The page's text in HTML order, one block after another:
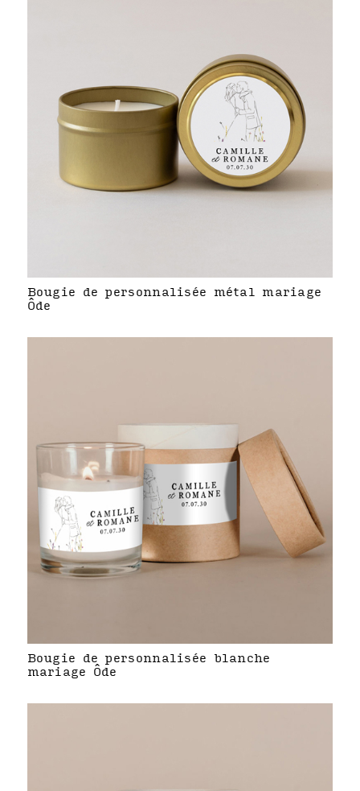
Bougie de personnalisée métal mariage
Ôde
Bougie de personnalisée blanche
mariage Ôde